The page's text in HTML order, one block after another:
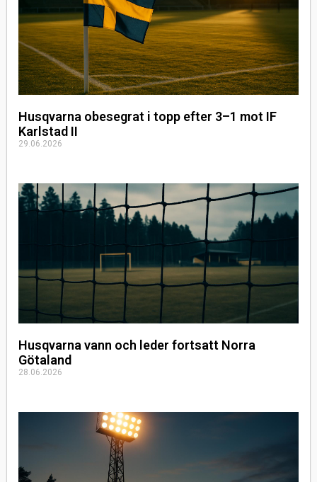
Husqvarna obesegrat i topp efter 3–1 mot IF
Karlstad II
29.06.2026
Husqvarna vann och leder fortsatt Norra
Götaland
28.06.2026